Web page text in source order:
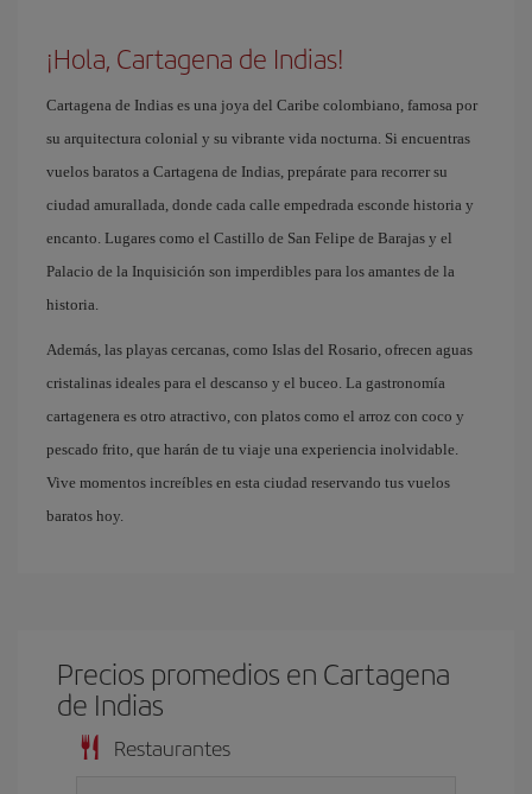
¡Hola, Cartagena de Indias!
Cartagena de Indias es una joya del Caribe colombiano, famosa por
su arquitectura colonial y su vibrante vida nocturna. Si encuentras
vuelos baratos a Cartagena de Indias, prepárate para recorrer su
ciudad amurallada, donde cada calle empedrada esconde historia y
encanto. Lugares como el Castillo de San Felipe de Barajas y el
Palacio de la Inquisición son imperdibles para los amantes de la
historia.
Además, las playas cercanas, como Islas del Rosario, ofrecen aguas
cristalinas ideales para el descanso y el buceo. La gastronomía
cartagenera es otro atractivo, con platos como el arroz con coco y
pescado frito, que harán de tu viaje una experiencia inolvidable.
Vive momentos increíbles en esta ciudad reservando tus vuelos
baratos hoy.
Precios promedios en Cartagena
de Indias
Restaurantes